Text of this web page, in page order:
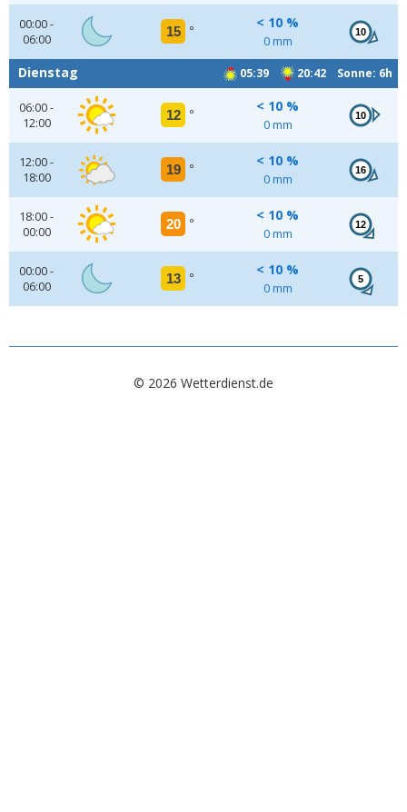
00:00 -
06:00
15 °
< 10 %
0 mm
10
05:39 20:42 Sonne: 6h
Dienstag
06:00 -
12:00
12 °
< 10 %
0 mm
10
12:00 -
18:00
19 °
< 10 %
0 mm
16
18:00 -
00:00
20 °
< 10 %
0 mm
12
00:00 -
06:00
13 °
< 10 %
0 mm
5
© 2026 Wetterdienst.de